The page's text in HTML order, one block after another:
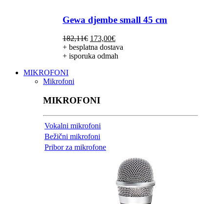
Gewa djembe small 45 cm
182,11€ Izvorna
cijena
bila
173,00€Trenutna
cijena
je:
+ besplatna dostava
+ isporuka odmah
MIKROFONI
Mikrofoni
MIKROFONI
Vokalni mikrofoni
Bežični mikrofoni
Pribor za mikrofone